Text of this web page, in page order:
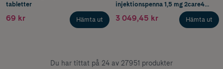
tabletter
69 kr Hämta ut
injektionspenna 1,5 mg 2care4
ApSFörfylld injektionspenna,
3 049,45 kr Hämta ut
Du har tittat på 24 av 27951 produkter